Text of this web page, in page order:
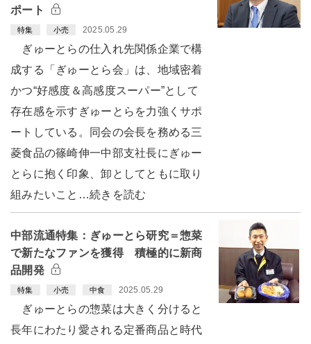
ポート
特集 小売 2025.05.29
ぎゅーとらの仕入れ先関係企業で構
成する「ぎゅーとら会」は、地域密着
かつ“好感度＆高感度スーパー”として
存在感を示すぎゅーとらを力強くサポ
ートしている。同会の会長を務める三
菱食品の篠崎伸一中部支社長にぎゅー
とらに抱く印象、卸としてともに取り
組みたいこと…続きを読む
中部流通特集：ぎゅーとら研究＝惣菜
で新たなファンを獲得 積極的に新商
品開発
特集 小売 中食 2025.05.29
ぎゅーとらの惣菜は大きく分けると
長年にわたり愛される定番商品と時代